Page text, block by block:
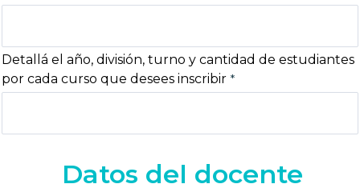
Detallá el año, división, turno y cantidad de estudiantes
por cada curso que desees inscribir
Datos del docente